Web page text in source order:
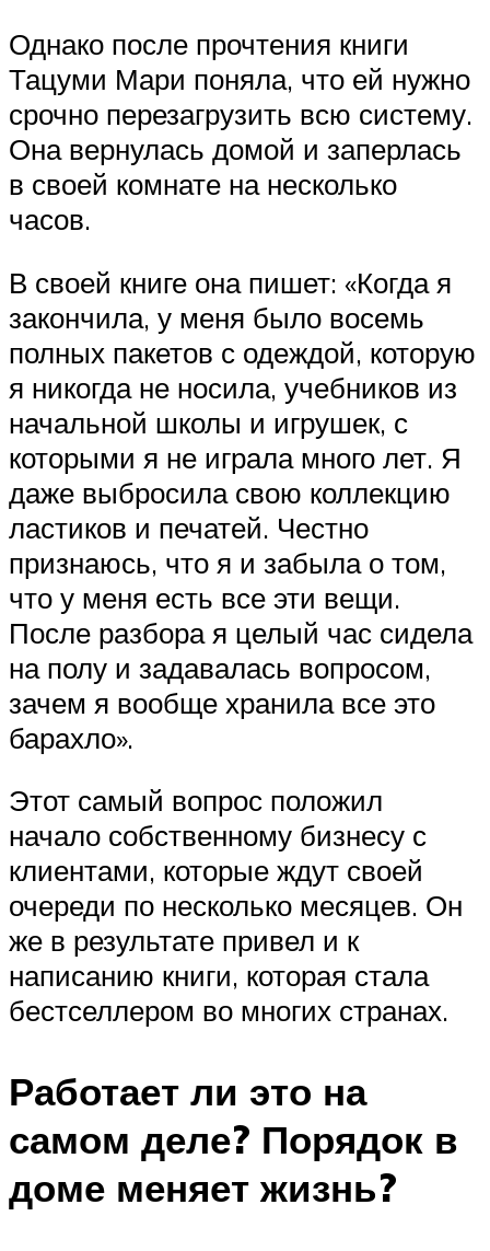
Однако после прочтения книги
Тацуми Мари поняла, что ей нужно
срочно перезагрузить всю систему.
Она вернулась домой и заперлась
в своей комнате на несколько
часов.
В своей книге она пишет: «Когда я
закончила, у меня было восемь
полных пакетов с одеждой, которую
я никогда не носила, учебников из
начальной школы и игрушек, с
которыми я не играла много лет. Я
даже выбросила свою коллекцию
ластиков и печатей. Честно
признаюсь, что я и забыла о том,
что у меня есть все эти вещи.
После разбора я целый час сидела
на полу и задавалась вопросом,
зачем я вообще хранила все это
барахло».
Этот самый вопрос положил
начало собственному бизнесу с
клиентами, которые ждут своей
очереди по несколько месяцев. Он
же в результате привел и к
написанию книги, которая стала
бестселлером во многих странах.
Работает ли это на
самом деле? Порядок в
доме меняет жизнь?